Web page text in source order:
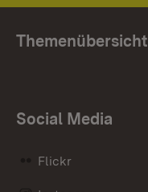
Themenübersicht
Social Media
Flickr